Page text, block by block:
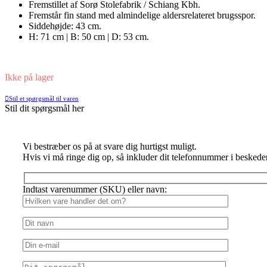
Fremstillet af Sorø Stolefabrik / Schiang Kbh.
Fremstår fin stand med almindelige aldersrelateret brugsspor.
Siddehøjde: 43 cm.
H: 71 cm | B: 50 cm | D: 53 cm.
Ikke på lager
Stil et spørgsmål til varen
Stil dit spørgsmål her
Vi bestræber os på at svare dig hurtigst muligt.
Hvis vi må ringe dig op, så inkluder dit telefonnummer i
Indtast varenummer (SKU) eller navn: